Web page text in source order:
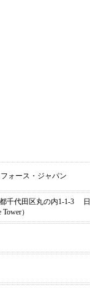
ォース・ジャパン
千代田区丸の内1-1-3
）